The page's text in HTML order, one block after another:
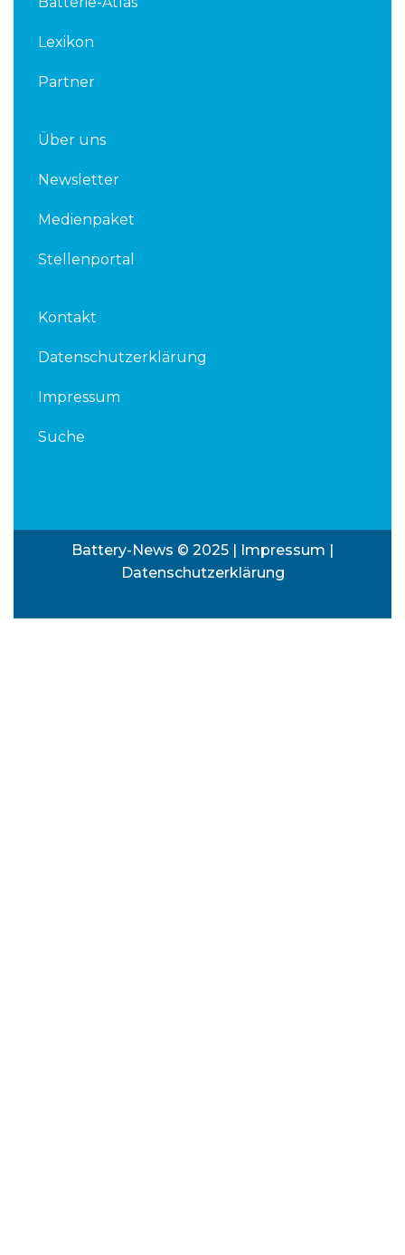
Lexikon
Partner
Über uns
Newsletter
Medienpaket
Stellenportal
Kontakt
Datenschutzerklärung
Impressum
Suche
Battery-News © 2025 | Impressum |
Datenschutzerklärung